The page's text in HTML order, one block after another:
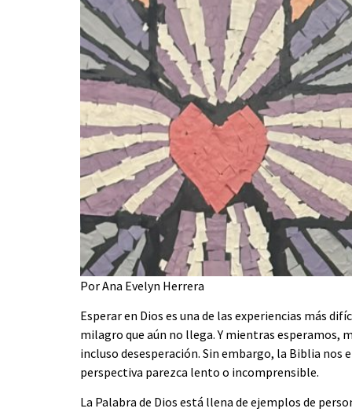
Por Ana Evelyn Herrera
Esperar en Dios es una de las experiencias más
milagro que aún no llega. Y mientras esperamos,
incluso desesperación. Sin embargo, la Biblia
perspectiva parezca lento o incomprensible.
La Palabra de Dios está llena de ejemplos de